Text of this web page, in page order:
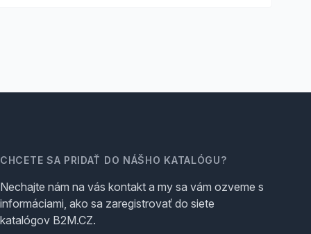
CHCETE SA PRIDAŤ DO NÁŠHO KATALÓGU?
Nechajte nám na vás kontakt a my sa vám ozveme s
informáciami, ako sa zaregistrovať do siete
katalógov B2M.CZ.